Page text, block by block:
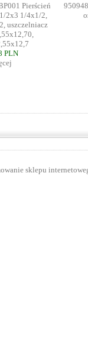
Pierścień
2x3 1/4x1/2,
uszczelniacz
PLN
sklepu